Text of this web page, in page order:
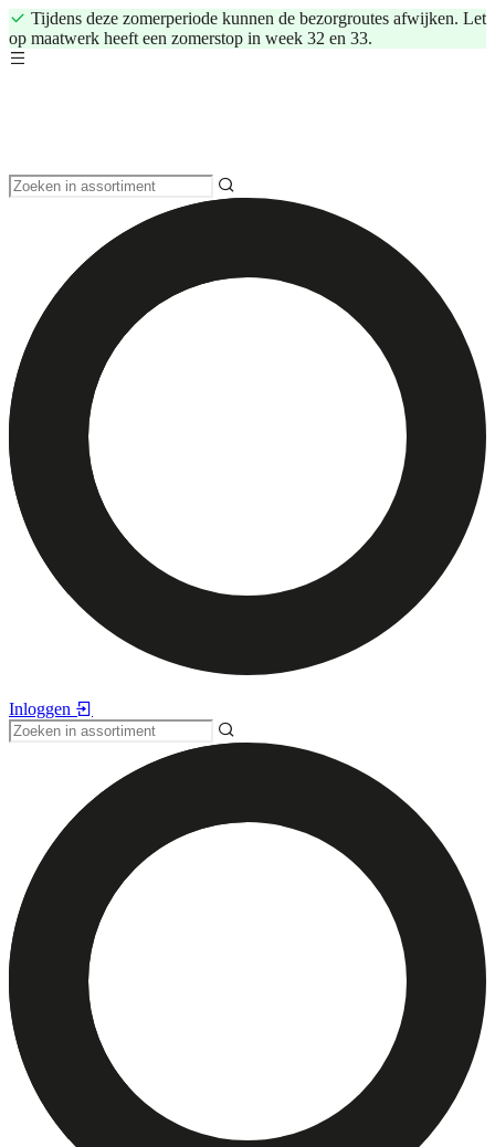
Tijdens deze zomerperiode kunnen de bezorgroutes afwijken. Let
op maatwerk heeft een zomerstop in week 32 en 33.
Inloggen